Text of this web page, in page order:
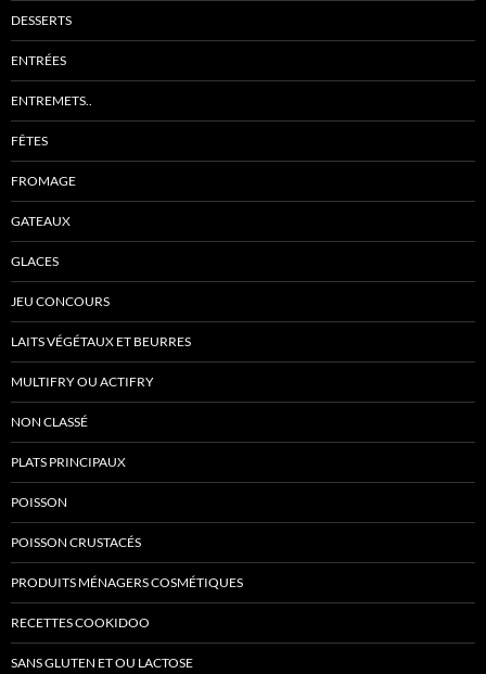
DESSERTS
ENTRÉES
ENTREMETS..
FÊTES
FROMAGE
GATEAUX
GLACES
JEU CONCOURS
LAITS VÉGÉTAUX ET BEURRES
MULTIFRY OU ACTIFRY
NON CLASSÉ
PLATS PRINCIPAUX
POISSON
POISSON CRUSTACÉS
PRODUITS MÉNAGERS COSMÉTIQUES
RECETTES COOKIDOO
SANS GLUTEN ET OU LACTOSE